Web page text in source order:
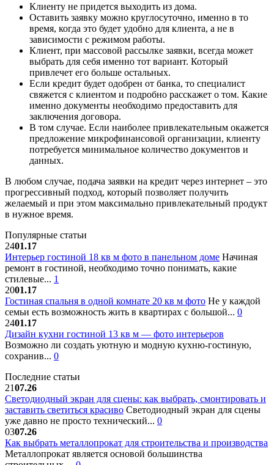
Клиенту не придется выходить из дома.
Оставить заявку можно круглосуточно, именно в то
время, когда это будет удобно для клиента, а не в
зависимости с режимом работы.
Клиент, при массовой рассылке заявки, всегда может
выбрать для себя именно тот вариант. Который
привлечет его больше остальных.
Если кредит будет одобрен от банка, то специалист
свяжется с клиентом и подробно расскажет о том. Какие
именно документы необходимо предоставить для
заключения договора.
В том случае. Если наиболее привлекательным окажется
предложение микрофинансовой организации, клиенту
потребуется минимальное количество документов и
данных.
В любом случае, подача заявки на кредит через интернет – это
прогрессивный подход, который позволяет получить
желаемый и при этом максимально привлекательный продукт
в нужное время.
Популярные статьи
2401.17
Интерьер гостиной 18 кв м фото в панельном доме Начиная
ремонт в гостиной, необходимо точно понимать, какие
стилевые... 1
2001.17
Гостиная спальня в одной комнате 20 кв м фото Не у каждой
семьи есть возможность жить в квартирах с большой... 0
2401.17
Дизайн кухни гостиной 13 кв м — фото интерьеров
Возможно ли создать уютную и модную кухню-гостиную,
сохранив... 0
Последние статьи
2107.26
Светодиодный экран для сцены: как выбрать, смонтировать и
заставить светиться красиво Светодиодный экран для сцены
уже давно не просто технический... 0
0307.26
Как выбрать металлопрокат для строительства и производства
Металлопрокат является основой большинства